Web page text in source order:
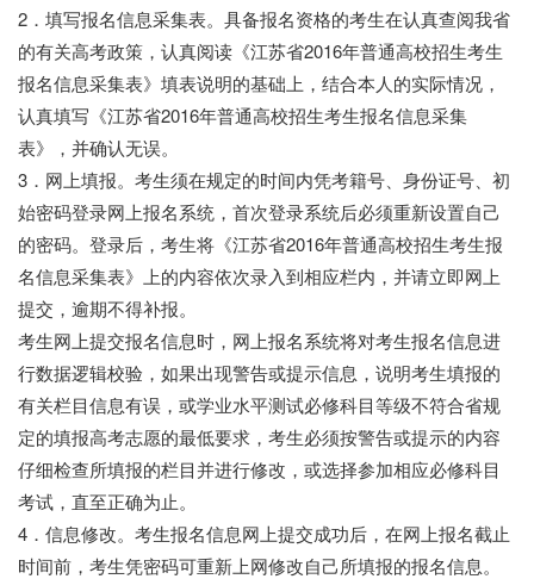
2．填写报名信息采集表。具备报名资格的考生在认真查阅我省
的有关高考政策，认真阅读《江苏省2016年普通高校招生考生
报名信息采集表》填表说明的基础上，结合本人的实际情况，
认真填写《江苏省2016年普通高校招生考生报名信息采集
表》，并确认无误。
3．网上填报。考生须在规定的时间内凭考籍号、身份证号、初
始密码登录网上报名系统，首次登录系统后必须重新设置自己
的密码。登录后，考生将《江苏省2016年普通高校招生考生报
名信息采集表》上的内容依次录入到相应栏内，并请立即网上
提交，逾期不得补报。
考生网上提交报名信息时，网上报名系统将对考生报名信息进
行数据逻辑校验，如果出现警告或提示信息，说明考生填报的
有关栏目信息有误，或学业水平测试必修科目等级不符合省规
定的填报高考志愿的最低要求，考生必须按警告或提示的内容
仔细检查所填报的栏目并进行修改，或选择参加相应必修科目
考试，直至正确为止。
4．信息修改。考生报名信息网上提交成功后，在网上报名截止
时间前，考生凭密码可重新上网修改自己所填报的报名信息。